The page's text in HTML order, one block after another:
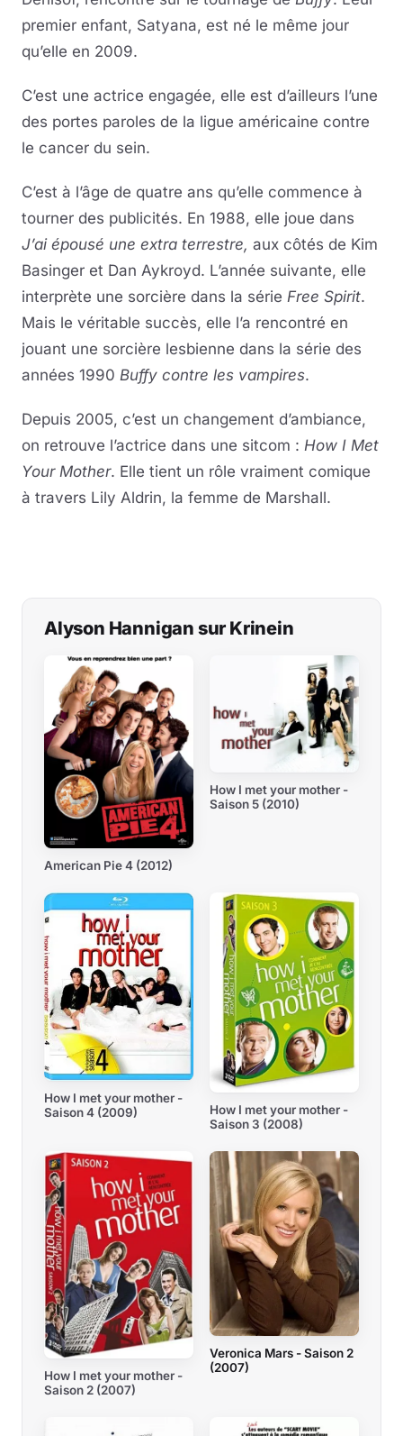
premier enfant, Satyana, est né le même jour
qu’elle en 2009.
C’est une actrice engagée, elle est d’ailleurs l’une
des portes paroles de la ligue américaine contre
le cancer du sein.
C’est à l’âge de quatre ans qu’elle commence à
tourner des publicités. En 1988, elle joue dans
J’ai épousé une extra terrestre, aux côtés de Kim
Basinger et Dan Aykroyd. L’année suivante, elle
interprète une sorcière dans la série Free Spirit.
Mais le véritable succès, elle l’a rencontré en
jouant une sorcière lesbienne dans la série des
années 1990 Buffy contre les vampires.
Depuis 2005, c’est un changement d’ambiance,
on retrouve l’actrice dans une sitcom : How I Met
Your Mother. Elle tient un rôle vraiment comique
à travers Lily Aldrin, la femme de Marshall.
Alyson Hannigan sur Krinein
American Pie 4 (2012)
How I met your mother -
Saison 5 (2010)
How I met your mother -
Saison 4 (2009)
How I met your mother -
Saison 3 (2008)
How I met your mother -
Saison 2 (2007)
Veronica Mars - Saison 2
(2007)